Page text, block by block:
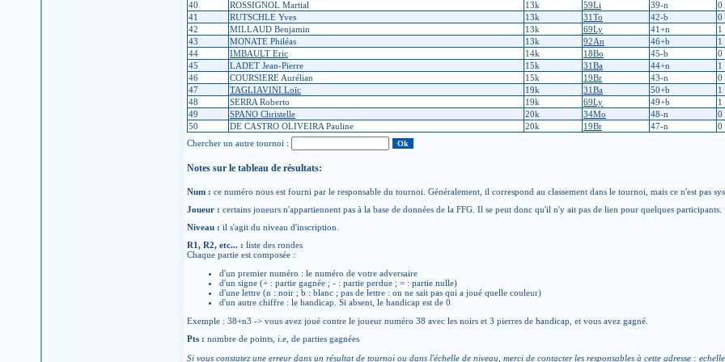
40
ROSSIGNOL Martial 13k 59Li 39-n
0
41
RUTSCHLE Yves 13k 31To 42-b
0
42
MILLAUD Benjamin 13k 69Ly 41+n
1
43
MONATE Philéas 13k 92An 46+b
1
44
IMBAULT Eric 14k 18Bo 45-b
0
45
LADET Jean-Pierre 15k 31Ba 44+n
1
46
COURSIERE Aurélian 15k 19Br 43-n
0
47
TAGLIAVINI Loïc 19k 31Ba 50+b
1
48
SERRA Roberto 19k 69Ly 49+b
1
49
SPANO Christelle 20k 34Mo 48-n
0
50
DE CASTRO OLIVEIRA Pauline 20k 19Br 47-n
0
Chercher un autre tournoi :
Notes sur le tableau de résultats:
Num : ce numéro nous est fourni par le responsable du tournoi. Généralement, il correspond au classement dans le tournoi, mais ce n'est pas
Joueur : certains joueurs n'appartiennent pas à la base de données de la FFG. Il se peut donc qu'il n'y ait pas de lien pour quelques participants.
Niveau : il s'agit du niveau d'inscription.
R1, R2, etc... : liste des rondes
Chaque partie est composée :
d'un premier numéro : le numéro de votre adversaire
d'un signe (+ : partie gagnée ; - : partie perdue ; = : partie nulle)
d'une lettre (n : noir ; b : blanc ; pas de lettre : on ne sait pas qui a joué quelle couleur)
d'un autre chiffre : le handicap. Si absent, le handicap est de 0
Exemple : 38+n3 -> vous avez joué contre le joueur numéro 38 avec les noirs et 3 pierres de handicap, et vous avez gagné.
Pts : nombre de points, i.e , de parties gagnées
Si vous constatez une erreur dans un résultat de tournoi ou dans l'échelle de niveau, merci de contacter les responsables à cette adresse : echelle